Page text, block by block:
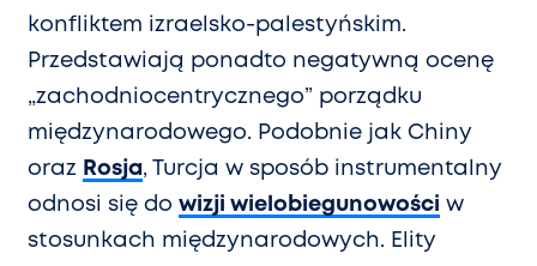
konfliktem izraelsko-palestyńskim.
Przedstawiają ponadto negatywną ocenę
„zachodniocentrycznego” porządku
międzynarodowego. Podobnie jak Chiny
oraz
Rosja, Turcja w sposób instrumentalny
odnosi się do wizji wielobiegunowości w
stosunkach międzynarodowych. Elity